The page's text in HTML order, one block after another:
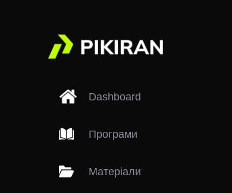
Dashboard
Програми
Матеріали